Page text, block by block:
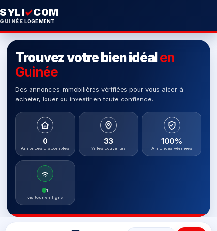
SYLI✓COM
GUINÉE LOGEMENT
Trouvez votre bien idéalen
Guinée
Des annonces immobilières vérifiées pour vous aider à
acheter, louer ou investir en toute confiance.
0
Annonces disponibles
33
Villes couvertes
100%
Annonces vérifiées
1
visiteur en ligne